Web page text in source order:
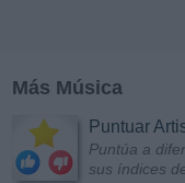
Más Música
Puntuar
Puntúa a
sus índices